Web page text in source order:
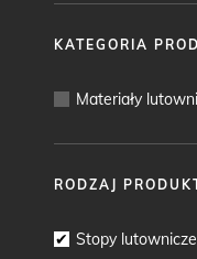
KATEGORIA
Materiały
RODZAJ
Stopy lutownicze